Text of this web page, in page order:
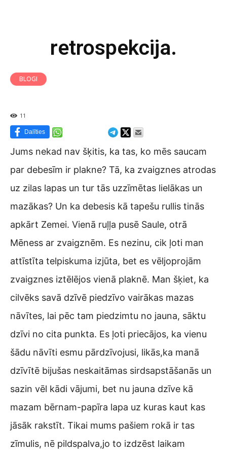
retrospekcija.
BLOGI
11
Dalīties
Jums nekad nav šķitis, ka tas, ko mēs saucam
par debesīm ir plakne? Tā, ka zvaigznes atrodas
uz zilas lapas un tur tās uzzīmētas lielākas un
mazākas? Un ka debesis kā tapešu rullis tinās
apkārt Zemei. Vienā ruļļa pusē Saule, otrā
Mēness ar zvaigznēm. Es nezinu, cik ļoti man
attīstīta telpiskuma izjūta, bet es vēljoprojām
zvaigznes iztēlējos vienā plaknē. Man šķiet, ka
cilvēks savā dzīvē piedzīvo vairākas mazas
nāvītes, lai pēc tam piedzimtu no jauna, sāktu
dzīvi no cita punkta. Es ļoti priecājos, ka vienu
šādu nāvīti esmu pārdzīvojusi, likās,ka manā
dzīvītē bijušas neskaitāmas sirdsapstāšanās un
sazin vēl kādi vājumi, bet nu jauna dzīve kā
mazam bērnam-papīra lapa uz kuras kaut kas
jāsāk rakstīt. Tikai mums pašiem rokā ir tas
zīmulis, nē pildspalva,jo to izdzēst laikam